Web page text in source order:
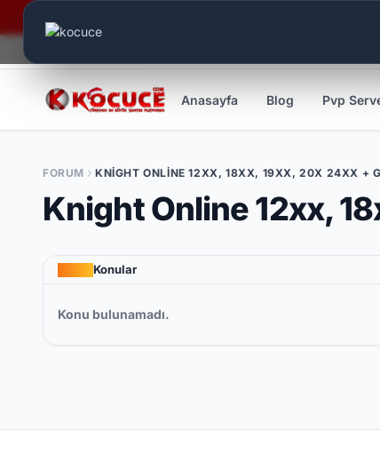
Anasayfa Blog Pvp
FORUM KNIGHT ONLINE 12XX, 18XX, 19XX, 20X 24XX +
Knight Online 12xx,
Konular
Konu bulunamadı.